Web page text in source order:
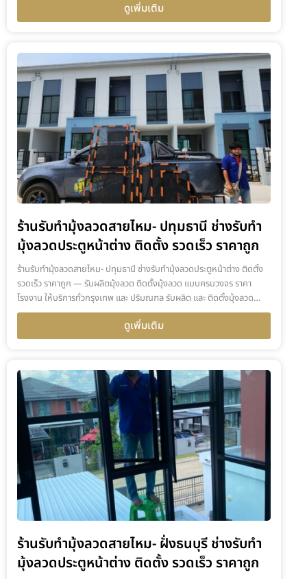
ดูเพิ่มเติม
ร้านรับทำมุ้งลวดสายไหม- ปทุมธานี ช่างรับทำ
มุ้งลวดประตูหน้าต่าง ติดตั้ง รวดเร็ว ราคาถูก
ร้านรับทำมุ้งลวดสายไหม- ปทุมธานี ช่างรับทำมุ้งลวดประตูหน้าต่าง ติดตั้ง
รวดเร็ว ราคาถูก — รับผลิตมุ้งลวด ติดตั้งมุ้งลวด แบบครบวงจร ราคา
โรงงาน ให้บริการทั่วกรุงเทพ และ ปริมณฑล รับผลิต และ ติดตั้งมุ้งลวด…
ดูเพิ่มเติม
ร้านรับทำมุ้งลวดสายไหม- ฝั่งธนบุรี ช่างรับทำ
มุ้งลวดประตูหน้าต่าง ติดตั้ง รวดเร็ว ราคาถูก